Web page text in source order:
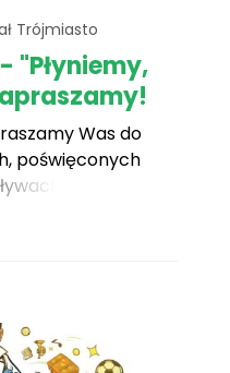
Trójmiasto
"Płyniemy,
Was do
poświęconych
Turniej
odbędzie
tym, którzy